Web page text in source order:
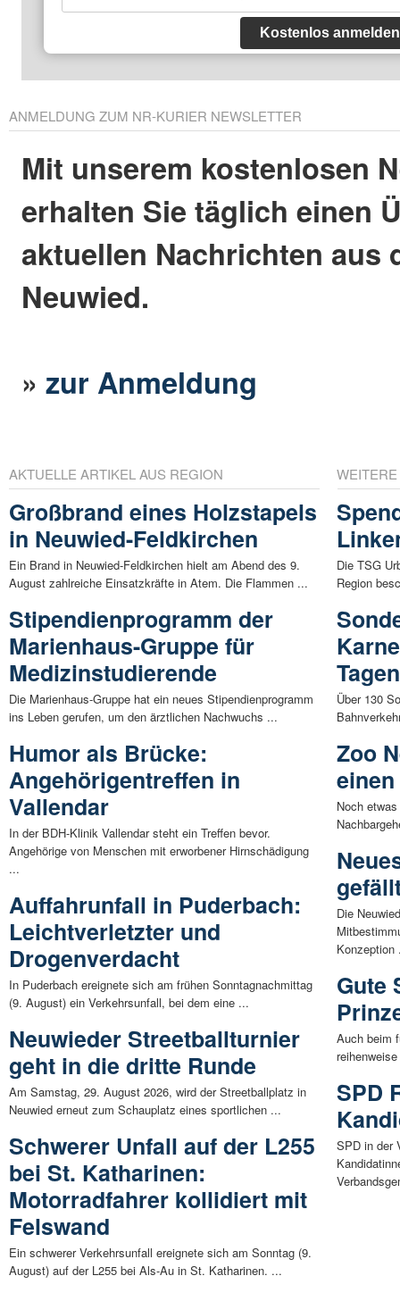
Kostenlos anmelden
ANMELDUNG ZUM NR-KURIER NEWSLETTER
Mit unserem kostenlosen
erhalten Sie täglich einen
aktuellen Nachrichten aus
Neuwied.
»zur Anmeldung
AKTUELLE ARTIKEL AUS REGION
Großbrand eines Holzstapels
in Neuwied-Feldkirchen
Ein Brand in Neuwied-Feldkirchen hielt am Abend des 9.
August zahlreiche Einsatzkräfte in Atem. Die Flammen ...
Stipendienprogramm der
Marienhaus-Gruppe für
Medizinstudierende
Die Marienhaus-Gruppe hat ein neues Stipendienprogramm
ins Leben gerufen, um den ärztlichen Nachwuchs ...
Humor als Brücke:
Angehörigentreffen in
Vallendar
In der BDH-Klinik Vallendar steht ein Treffen bevor.
Angehörige von Menschen mit erworbener Hirnschädigung
...
Auffahrunfall in Puderbach:
Leichtverletzter und
Drogenverdacht
In Puderbach ereignete sich am frühen Sonntagnachmittag
(9. August) ein Verkehrsunfall, bei dem eine ...
Neuwieder Streetballturnier
geht in die dritte Runde
Am Samstag, 29. August 2026, wird der Streetballplatz in
Neuwied erneut zum Schauplatz eines sportlichen ...
Schwerer Unfall auf der L255
bei St. Katharinen:
Motorradfahrer kollidiert mit
Felswand
Ein schwerer Verkehrsunfall ereignete sich am Sonntag (9.
August) auf der L255 bei Als-Au in St. Katharinen. ...
Die TSG
Region
Tagen
Über 130
Zoo
Noch
Die
Konzeption
Gute
Auch beim
SPD
SPD in der